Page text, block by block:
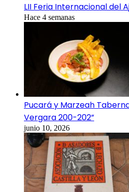
LII Feria Internacional del
Hace 4 semanas
Pucará y Marzeah
Vergara 200-202”
junio 10, 2026